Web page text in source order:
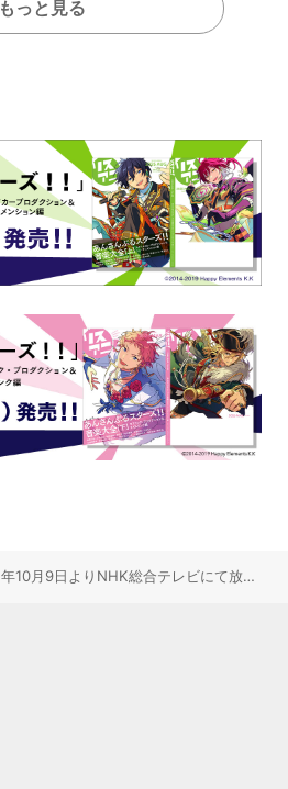
もっと見る
2022年10月9日よりNHK総合テレビにて放送開始予定！TVアニメ『弱虫ペダル LIMIT BREAK』PV第1弾で主題歌も解禁！